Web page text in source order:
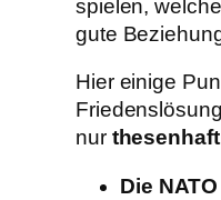
spielen,
gute
Hier einige
nur thesenhaft
Die NATO